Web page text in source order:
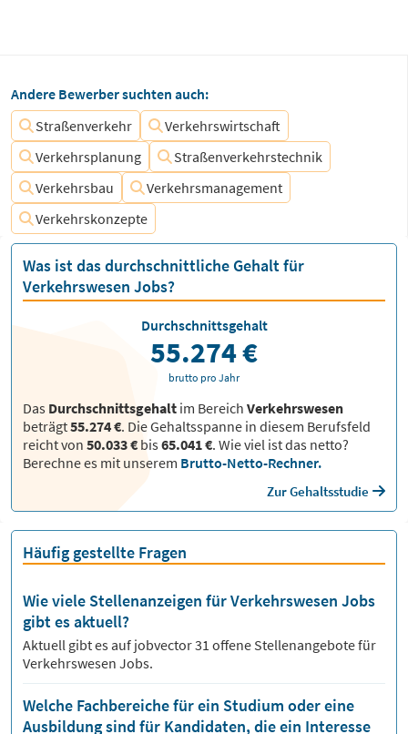
Andere Bewerber suchten auch:
Straßenverkehr
Verkehrswirtschaft
Verkehrsplanung
Straßenverkehrstechnik
Verkehrsbau
Verkehrsmanagement
Verkehrskonzepte
Was ist das durchschnittliche Gehalt für
Verkehrswesen Jobs?
Das Durchschnittsgehalt im Bereich Verkehrswesen
beträgt55.274 €. Die Gehaltsspanne in diesem Berufsfeld
reicht von 50.033 € bis65.041 €. Wie viel ist das netto?
Berechne es mit unserem Brutto-Netto-Rechner.
Zur Gehaltsstudie
Durchschnittsgehalt
55.274 €
brutto pro Jahr
Häufig gestellte Fragen
Wie viele Stellenanzeigen für Verkehrswesen Jobs
gibt es aktuell?
Aktuell gibt es auf jobvector31 offene Stellenangebote für
Verkehrswesen Jobs.
Welche Fachbereiche für ein Studium oder eine
Ausbildung sind für Kandidaten, die ein Interesse